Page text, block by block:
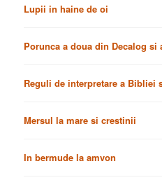
Lupii in haine de oi
Porunca a doua din Decalog si
Reguli de interpretare a Bibliei
Mersul la mare si crestinii
In bermude la amvon